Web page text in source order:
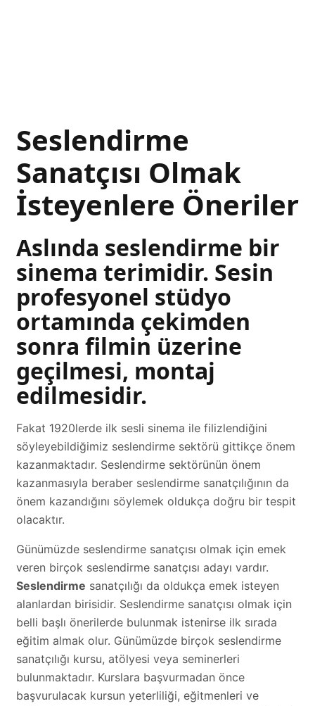
Seslendirme
Sanatçısı Olmak
İsteyenlere Öneriler
Aslında seslendirme bir
sinema terimidir. Sesin
profesyonel stüdyo
ortamında çekimden
sonra filmin üzerine
geçilmesi, montaj
edilmesidir.
Fakat 1920lerde ilk sesli sinema ile filizlendiğini
söyleyebildiğimiz seslendirme sektörü gittikçe önem
kazanmaktadır. Seslendirme sektörünün önem
kazanmasıyla beraber seslendirme sanatçılığının da
önem kazandığını söylemek oldukça doğru bir tespit
olacaktır.
Günümüzde seslendirme sanatçısı olmak için emek
veren birçok seslendirme sanatçısı adayı vardır.
Seslendirme sanatçılığı da oldukça emek isteyen
alanlardan birisidir. Seslendirme sanatçısı olmak için
belli başlı önerilerde bulunmak istenirse ilk sırada
eğitim almak olur. Günümüzde birçok seslendirme
sanatçılığı kursu, atölyesi veya seminerleri
bulunmaktadır. Kurslara başvurmadan önce
başvurulacak kursun yeterliliği, eğitmenleri ve